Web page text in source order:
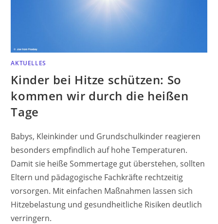
AKTUELLES
Kinder bei Hitze schützen: So
kommen wir durch die heißen
Tage
Babys, Kleinkinder und Grundschulkinder reagieren
besonders empfindlich auf hohe Temperaturen.
Damit sie heiße Sommertage gut überstehen, sollten
Eltern und pädagogische Fachkräfte rechtzeitig
vorsorgen. Mit einfachen Maßnahmen lassen sich
Hitzebelastung und gesundheitliche Risiken deutlich
verringern.